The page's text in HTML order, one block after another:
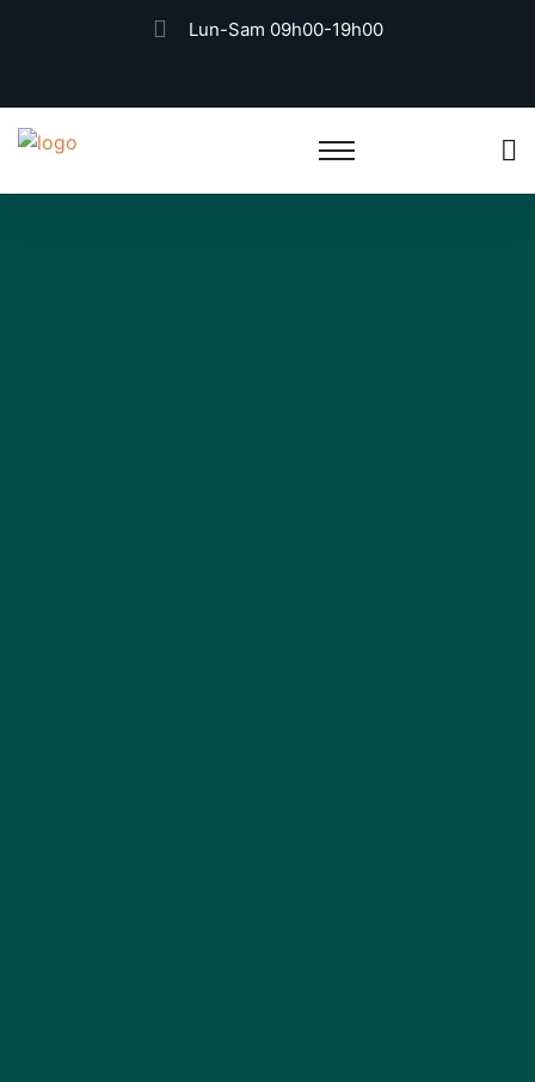
Lun-Sam 09h00-19h00